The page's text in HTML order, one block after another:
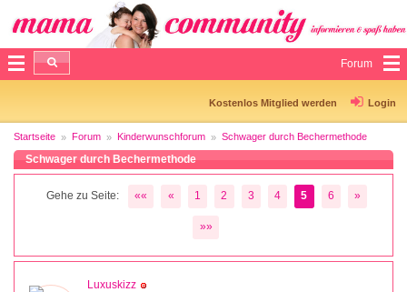
Forum
Kostenlos Mitglied werden Login
Startseite Forum Kinderwunschforum Schwager durch Bechermethode
Schwager durch Bechermethode
Gehe zu Seite: «« « 1 2 3 4 5 6 »
»»
Luxuskizz